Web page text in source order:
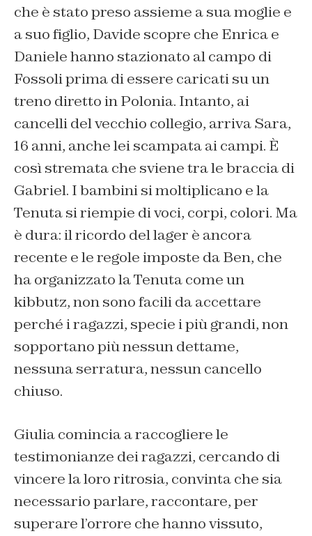
che è stato preso assieme a sua moglie e
a suo figlio, Davide scopre che Enrica e
Daniele hanno stazionato al campo di
Fossoli prima di essere caricati su un
treno diretto in Polonia. Intanto, ai
cancelli del vecchio collegio, arriva Sara,
16 anni, anche lei scampata ai campi. È
così stremata che sviene tra le braccia di
Gabriel. I bambini si moltiplicano e la
Tenuta si riempie di voci, corpi, colori. Ma
è dura: il ricordo del lager è ancora
recente e le regole imposte da Ben, che
ha organizzato la Tenuta come un
kibbutz, non sono facili da accettare
perché i ragazzi, specie i più grandi, non
sopportano più nessun dettame,
nessuna serratura, nessun cancello
chiuso.
Giulia comincia a raccogliere le
testimonianze dei ragazzi, cercando di
vincere la loro ritrosia, convinta che sia
necessario parlare, raccontare, per
superare l’orrore che hanno vissuto,